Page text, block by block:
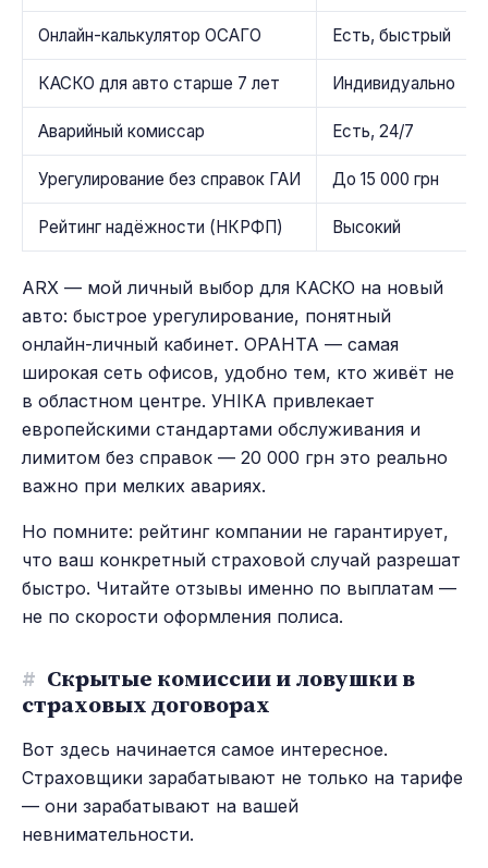
Онлайн-калькулятор ОСАГО Есть, быстрый
КАСКО для авто старше 7 лет Индивидуально
Аварийный комиссар Есть, 24/7
Урегулирование без справок ГАИ До 15 000 грн
Рейтинг надёжности (НКРФП) Высокий
ARX — мой личный выбор для КАСКО на новый
авто: быстрое урегулирование, понятный
онлайн-личный кабинет. ОРАНТА — самая
широкая сеть офисов, удобно тем, кто живёт не
в областном центре. УНІКА привлекает
европейскими стандартами обслуживания и
лимитом без справок — 20 000 грн это реально
важно при мелких авариях.
Но помните: рейтинг компании не гарантирует,
что ваш конкретный страховой случай разрешат
быстро. Читайте отзывы именно по выплатам —
не по скорости оформления полиса.
# Скрытые комиссии и ловушки в
страховых договорах
Вот здесь начинается самое интересное.
Страховщики зарабатывают не только на тарифе
— они зарабатывают на вашей
невнимательности.